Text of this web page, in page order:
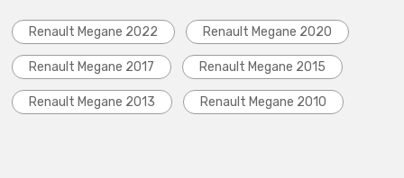
Renault Megane 2022 Renault Megane 2020
Renault Megane 2017 Renault Megane 2015
Renault Megane 2013 Renault Megane 2010